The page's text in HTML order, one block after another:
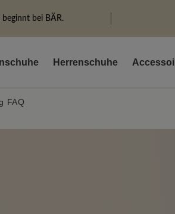
navigation
beginnt bei BÄR.
Herrenschuhe
FAQ